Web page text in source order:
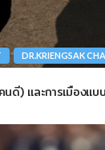
DR.KRIENGSAK
ดี) และการเมืองแบ